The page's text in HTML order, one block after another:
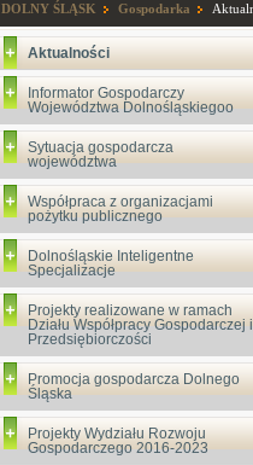
DOLNY ŚLĄSK Gospodarka
Aktualności
Informator Gospodarczy
Województwa Dolnośląskiegoo
Sytuacja gospodarcza
województwa
Współpraca z organizacjami
pożytku publicznego
Dolnośląskie Inteligentne
Specjalizacje
Projekty realizowane w ramach
Działu Współpracy Gospodarczej i
Przedsiębiorczości
Promocja gospodarcza Dolnego
Śląska
Projekty Wydziału Rozwoju
Gospodarczego 2016-2023